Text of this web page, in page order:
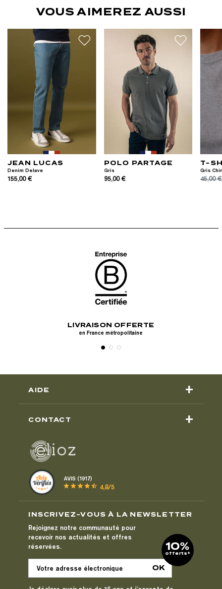
VOUS AIMEREZ AUSSI
JEAN LUCAS
Denim Delave
155,00 €
POLO PARTAGE
Gris
95,00 €
T-
Gris
45,00 €
RETOURS GRATUITS
Sous 30 jours
AIDE +
CONTACT +
AVIS (1917)
starstarstarstarstar_half 4,8/5
INSCRIVEZ-VOUS À LA NEWSLETTER
Rejoignez notre communauté pour
recevoir nos actualités et offres
réservées.
10%
offerts*